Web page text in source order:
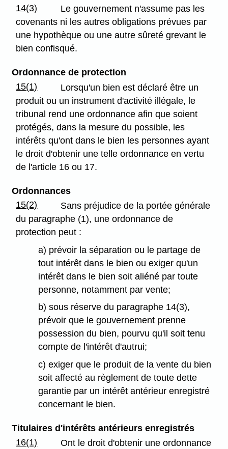
14(3)
Le gouvernement n'assume pas les
covenants ni les autres obligations prévues par
une hypothèque ou une autre sûreté grevant le
bien confisqué.
Ordonnance de protection
15(1)
Lorsqu'un bien est déclaré être un
produit ou un instrument d'activité illégale, le
tribunal rend une ordonnance afin que soient
protégés, dans la mesure du possible, les
intérêts qu'ont dans le bien les personnes ayant
le droit d'obtenir une telle ordonnance en vertu
de l'article 16 ou 17.
Ordonnances
15(2)
Sans préjudice de la portée générale
du paragraphe (1), une ordonnance de
protection peut :
a) prévoir la séparation ou le partage de
tout intérêt dans le bien ou exiger qu'un
intérêt dans le bien soit aliéné par toute
personne, notamment par vente;
b) sous réserve du paragraphe 14(3),
prévoir que le gouvernement prenne
possession du bien, pourvu qu'il soit tenu
compte de l'intérêt d'autrui;
c) exiger que le produit de la vente du bien
soit affecté au règlement de toute dette
garantie par un intérêt antérieur enregistré
concernant le bien.
Titulaires d'intérêts antérieurs enregistrés
16(1)
Ont le droit d'obtenir une ordonnance